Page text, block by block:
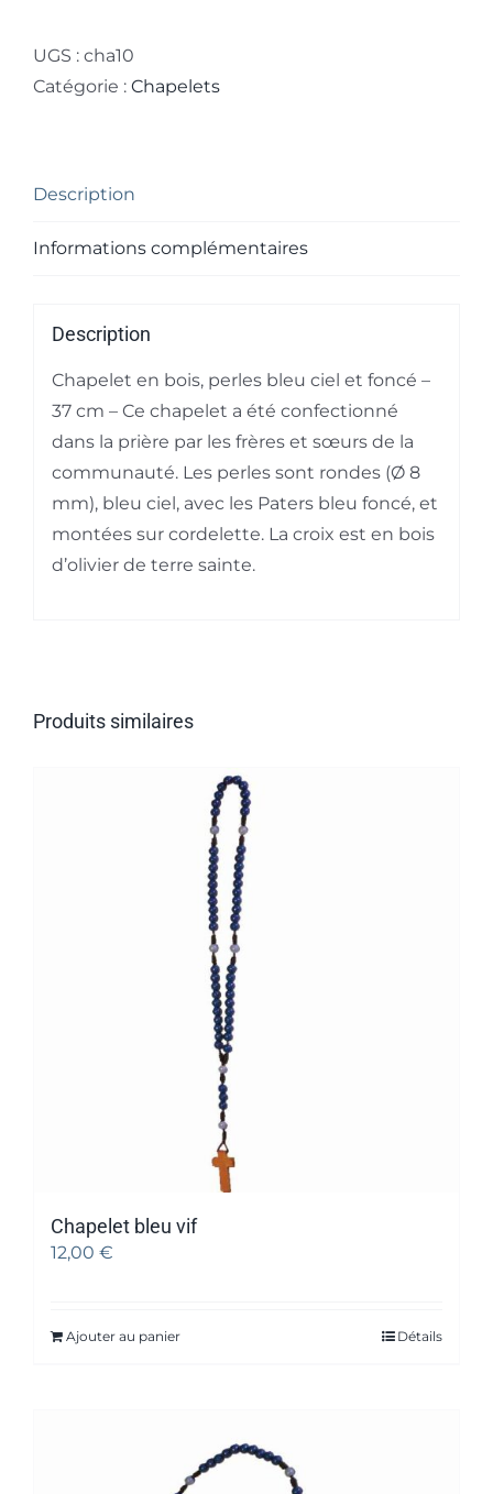
bleu
ciel
UGS : cha10
Catégorie : Chapelets
Description
Informations complémentaires
Description
Chapelet en bois, perles bleu ciel et foncé –
37 cm – Ce chapelet a été confectionné
dans la prière par les frères et sœurs de la
communauté. Les perles sont rondes (Ø 8
mm), bleu ciel, avec les Paters bleu foncé, et
montées sur cordelette. La croix est en bois
d’olivier de terre sainte.
Produits similaires
Chapelet bleu vif
12,00 €
Ajouter au panier Détails